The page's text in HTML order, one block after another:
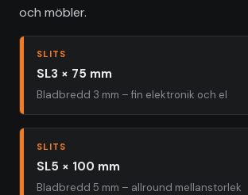
och möbler.
SLITS
SL3 × 75 mm
Bladbredd 3 mm – fin elektronik och el
SLITS
SL5 × 100 mm
Bladbredd 5 mm – allround mellanstorlek